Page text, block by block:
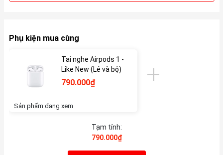
Phụ kiện mua cùng
Tai nghe Airpods 1 -
Like New (Lẻ và bộ)
790.000₫
Sản phẩm đang xem
Tạm tính:
790.000₫